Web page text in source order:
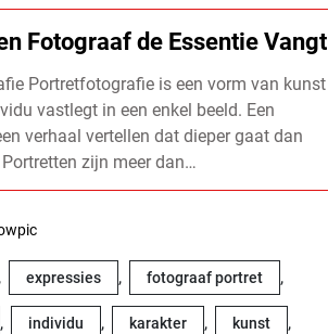
Fotograaf de Essentie Vangt
Portretfotografie is een vorm van kunst
vastlegt in een enkel beeld. Een
verhaal vertellen dat dieper gaat dan
zijn meer dan…
, expressies , fotograaf portret ,
, individu , karakter , kunst ,